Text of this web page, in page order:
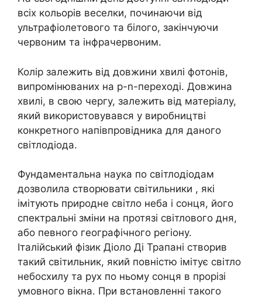
всіх кольорів веселки, починаючи від
ультрафіолетового та білого, закінчуючи
червоним та інфрачервоним.
Колір залежить від довжини хвилі фотонів,
випромінюваних на p-n-переході. Довжина
хвилі, в свою чергу, залежить від матеріалу,
який використовувався у виробництві
конкретного напівпровідника для даного
світлодіода.
Фундаментальна наука по світлодіодам
дозволила створювати світильники , які
імітують природне світло неба і сонця, його
спектральні зміни на протязі світлового дня,
або певного географічного регіону.
Італійський фізик Діоло Ді Трапані створив
такий світильник, який повністю імітує світло
небосхилу та рух по ньому сонця в прорізі
умовного вікна. При встановленні такого